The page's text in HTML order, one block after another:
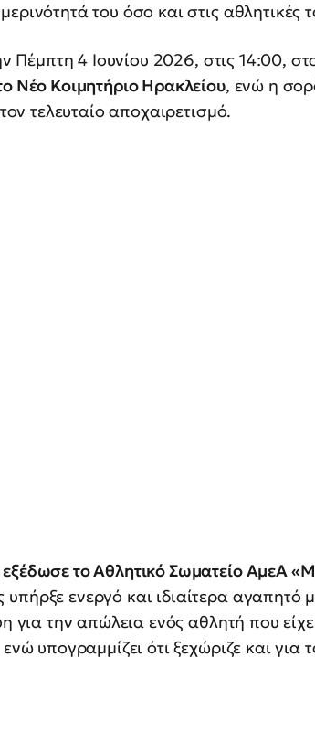
του όσο και στις αθλητικές
Πέμπτη 4 Ιουνίου 2026, στις 14:00,
Νέο Κοιμητήριο Ηρακλείου, ενώ η
τελευταίο αποχαιρετισμό.
το Αθλητικό Σωματείο ΑμεΑ
ενεργό και ιδιαίτερα αγαπητό
για την απώλεια ενός αθλητή που είχε
υπογραμμίζει ότι ξεχώριζε και για